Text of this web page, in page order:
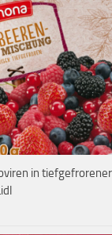
in